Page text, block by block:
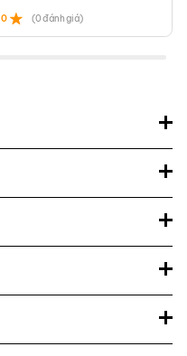
0 (0 đánh giá)